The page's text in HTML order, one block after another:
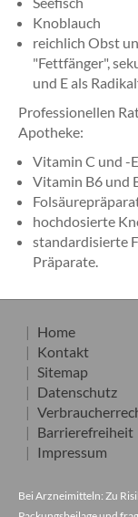
Knoblauch
reichlich Obst
"Fettfänger",
und E als
Professionellen
Apotheke:
Vitamin C und -
Vitamin B6 und
hochdosierte
standardisierte
Präparate.
Home
Kontakt
Sitemap
Datenschutz
Barrierefreiheit
Impressum
Bei Arzneimitteln: Zu